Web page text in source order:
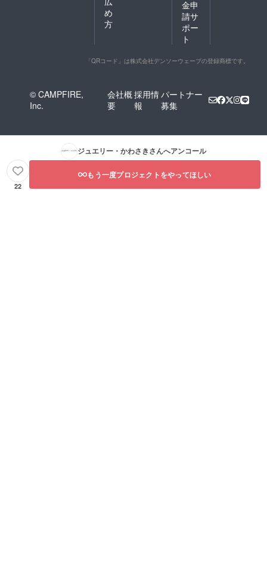
め
方
金申
請サ
ポー
ト
「QRコード」は株式会社デンソーウェーブの登録商標です。
© CAMPFIRE,
Inc.
会社概
要
採用情
報
パートナー
募集
ジュエリー・かわさきさんへアンコール
22
もう一度プロジェクトをやってほしい